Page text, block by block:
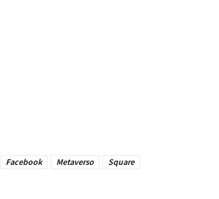
Facebook Metaverso
Square